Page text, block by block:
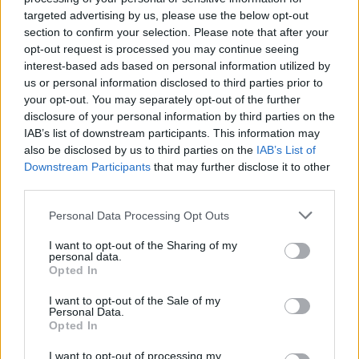
targeted advertising by us, please use the below opt-out
section to confirm your selection. Please note that after your
opt-out request is processed you may continue seeing
interest-based ads based on personal information utilized by
us or personal information disclosed to third parties prior to
your opt-out. You may separately opt-out of the further
disclosure of your personal information by third parties on the
IAB’s list of downstream participants. This information may
also be disclosed by us to third parties on the IAB’s List of
Downstream Participants that may further disclose it to other
Personal Data Processing Opt Outs
I want to opt-out of the Sharing of my
personal data.
Opted In
I want to opt-out of the Sale of my
Personal Data.
Opted In
I want to opt-out of processing my
Resumen de datos de la ruta entre
Sant+boi+de+lluçanés+barcelona y
Sant+feliu+de+llobregat+barcelona
Tipo de
combustible
por litro
5l/100km 7l/100km
10l/100km
Gasolina 95
0,00€
Gasolina 98
0,00€ 5l.- 0,00€ 7 11l.- 0,00€